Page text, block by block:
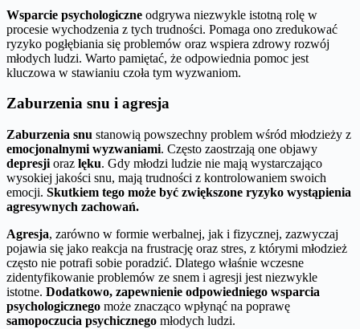
Wsparcie psychologiczne odgrywa niezwykle istotną rolę w
procesie wychodzenia z tych trudności. Pomaga ono zredukować
ryzyko pogłębiania się problemów oraz wspiera zdrowy rozwój
młodych ludzi. Warto pamiętać, że odpowiednia pomoc jest
kluczowa w stawianiu czoła tym wyzwaniom.
Zaburzenia snu i agresja
Zaburzenia snu stanowią powszechny problem wśród młodzieży z
emocjonalnymi wyzwaniami. Często zaostrzają one objawy
depresji oraz lęku. Gdy młodzi ludzie nie mają wystarczająco
wysokiej jakości snu, mają trudności z kontrolowaniem swoich
emocji. Skutkiem tego może być zwiększone ryzyko wystąpienia
agresywnych zachowań.
Agresja, zarówno w formie werbalnej, jak i fizycznej, zazwyczaj
pojawia się jako reakcja na frustrację oraz stres, z którymi młodzież
często nie potrafi sobie poradzić. Dlatego właśnie wczesne
zidentyfikowanie problemów ze snem i agresji jest niezwykle
istotne. Dodatkowo, zapewnienie odpowiedniego wsparcia
psychologicznego może znacząco wpłynąć na poprawę
samopoczucia psychicznego młodych ludzi.